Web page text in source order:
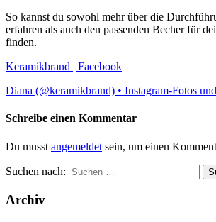
So kannst du sowohl mehr über die
erfahren als auch den passenden Becher für
finden.
Keramikbrand | Facebook
Diana (@keramikbrand) • Instagram-Fotos
Schreibe einen Kommentar
Du musst angemeldet sein, um einen
Suchen nach:
Archiv